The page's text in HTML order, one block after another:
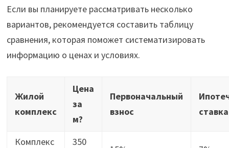
Если вы планируете рассматривать несколько
вариантов, рекомендуется составить таблицу
сравнения, которая поможет систематизировать
информацию о ценах и условиях.
Жилой
комплекс
Цена
за
м?
Первоначальный
взнос
ставка
Комплекс
350